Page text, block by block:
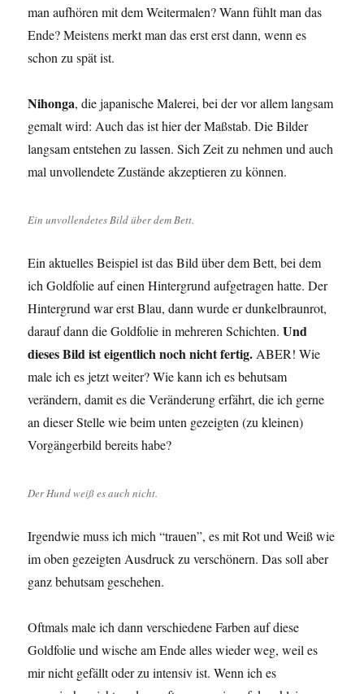
man aufhören mit dem Weitermalen? Wann fühlt man das
Ende? Meistens merkt man das erst erst dann, wenn es
schon zu spät ist.
Nihonga, die japanische Malerei, bei der vor allem langsam
gemalt wird: Auch das ist hier der Maßstab. Die Bilder
langsam entstehen zu lassen. Sich Zeit zu nehmen und auch
mal unvollendete Zustände akzeptieren zu können.
Ein unvollendetes Bild über dem Bett.
Ein aktuelles Beispiel ist das Bild über dem Bett, bei dem
ich Goldfolie auf einen Hintergrund aufgetragen hatte. Der
Hintergrund war erst Blau, dann wurde er dunkelbraunrot,
darauf dann die Goldfolie in mehreren Schichten.Und
dieses Bild ist eigentlich noch nicht fertig.ABER! Wie
male ich es jetzt weiter? Wie kann ich es behutsam
verändern, damit es die Veränderung erfährt, die ich gerne
an dieser Stelle wie beim unten gezeigten (zu kleinen)
Vorgängerbild bereits habe?
Der Hund weiß es auch nicht.
Irgendwie muss ich mich “trauen”, es mit Rot und Weiß wie
im oben gezeigten Ausdruck zu verschönern. Das soll aber
ganz behutsam geschehen.
Oftmals male ich dann verschiedene Farben auf diese
Goldfolie und wische am Ende alles wieder weg, weil es
mir nicht gefällt oder zu intensiv ist. Wenn ich es